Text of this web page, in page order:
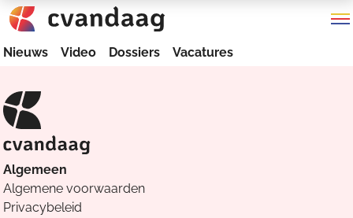
Nieuws Video Dossiers Vacatures
Algemeen
Algemene voorwaarden
Privacybeleid